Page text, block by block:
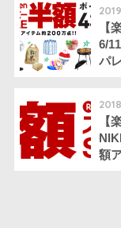
【
6/
パ
【
額